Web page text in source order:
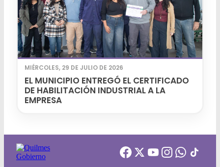
MIÉRCOLES, 29 DE JULIO DE 2026
EL MUNICIPIO ENTREGÓ EL CERTIFICADO
DE HABILITACIÓN INDUSTRIAL A LA
EMPRESA